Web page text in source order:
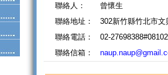
聯絡人：
曾懷生
聯絡地址：
302新竹縣竹北市文
聯絡電話：
02-27698388#08102
聯絡信箱：